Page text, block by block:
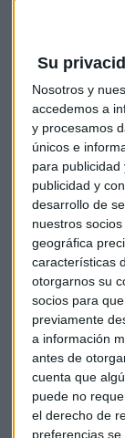
Su
Nosotros y
accedemos a
y procesamos
únicos e
para
publicidad y
desarrollo de
nuestros
geográfica
características
otorgarnos su
socios para
previamente
a información
antes de
cuenta que
puede no
el derecho de
preferencias
conjunto
los usuarios
del Parlamento
2002, relativa al
usuarios en
2009/136/CE
noviembre de
Esto supone en
un determinado
financiarlo, de
para dicho
que
sin que
El Tribunal de
los Estados
pública desde